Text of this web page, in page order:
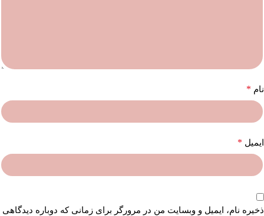
نام *
ایمیل *
ذخیره نام، ایمیل و وبسایت من در مرورگر برای زمانی که دوباره دیدگاهی